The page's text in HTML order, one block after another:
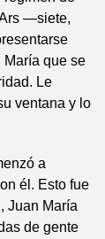
—siete,
que se
Le
ventana y lo
a
él. Esto fue
Juan María
de gente